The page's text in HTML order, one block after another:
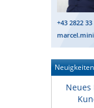
+43 2822
Neuigkeiten
Neues